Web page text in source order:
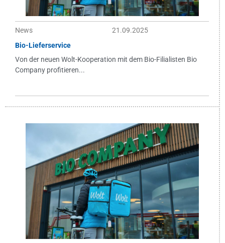
News
21.09.2025
Bio-Lieferservice
Von der neuen Wolt-Kooperation mit dem Bio-Filialisten Bio
Company profitieren...